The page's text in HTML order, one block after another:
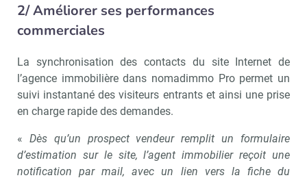
2/ Améliorer ses performances
commerciales
La synchronisation des contacts du site Internet de
l’agence immobilière dans nomadimmo Pro permet un
suivi instantané des visiteurs entrants et ainsi une prise
en charge rapide des demandes.
« Dès qu’un prospect vendeur remplit un formulaire
d’estimation sur le site, l’agent immobilier reçoit une
notification par mail, avec un lien vers la fiche du